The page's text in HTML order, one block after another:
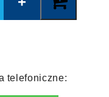
telefoniczne: